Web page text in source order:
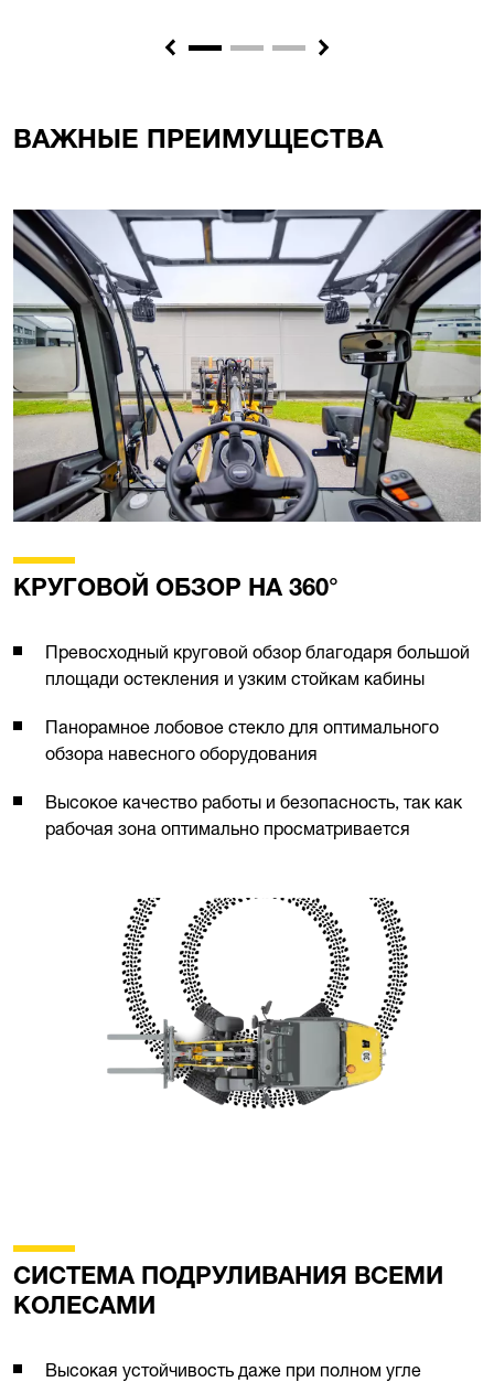
Previous Next
ВАЖНЫЕ ПРЕИМУЩЕСТВА
КРУГОВОЙ ОБЗОР НА 360°
Превосходный круговой обзор благодаря большой
площади остекления и узким стойкам кабины
Панорамное лобовое стекло для оптимального
обзора навесного оборудования
Высокое качество работы и безопасность, так как
рабочая зона оптимально просматривается
СИСТЕМА ПОДРУЛИВАНИЯ ВСЕМИ
КОЛЕСАМИ
Высокая устойчивость даже при полном угле